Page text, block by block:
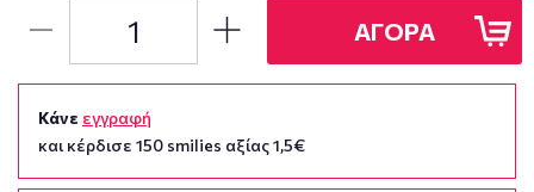
ΑΓΟΡΑ
Κάνε εγγραφή
και κέρδισε 150 smilies αξίας 1,5€